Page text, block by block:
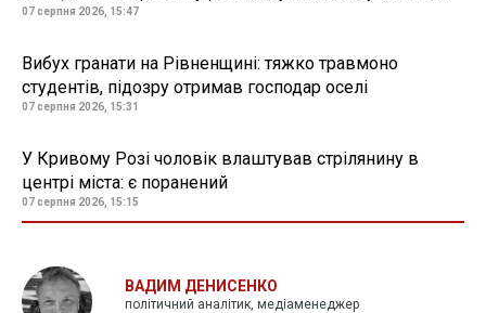
07 серпня 2026, 15:47
Вибух гранати на Рівненщині: тяжко травмоно
студентів, підозру отримав господар оселі
07 серпня 2026, 15:31
У Кривому Розі чоловік влаштував стрілянину в
центрі міста: є поранений
07 серпня 2026, 15:15
ВАДИМ ДЕНИСЕНКО
політичний аналітик, медіаменеджер